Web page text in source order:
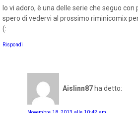
Io vi adoro, è una delle serie che seguo con
spero di vedervi al prossimo riminicomix
(:
Rispondi
Aislinn87 ha detto: